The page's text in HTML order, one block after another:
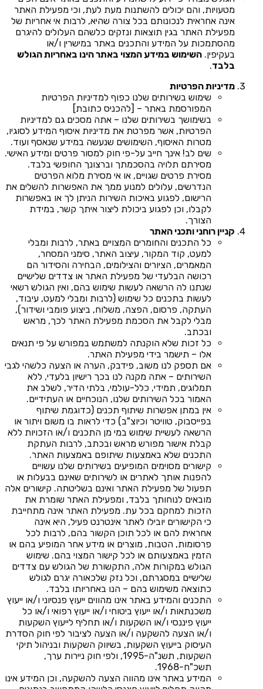
מטעויות, והם יכולים להשתנות מעת לעת, וכי מפעילת האתר
אינה אחראית לנכונותם בכל צורה שהיא, לרבות אי אחריות של
מפעילת האתר בגין תוצאות ונזקים כלשהם העלולים להיגרם
מהסתמכות על המידע והתכנים באתר במישרין ו/או
בעקיפין. השימוש במידע המצוי באתר הינו באחריות הגולש
בלבד.
מדיניות הפרטיות
שימוש בשירותים שלנו כפוף למדיניות הפרטיות
המפורסמת באתר – [להכניס כתובת]
בשימושך בשירותים שלנו – אתה מסכים גם למדיניות
הפרטיות, אשר מפרטת את מדיניות איסוף המידע לסוגיו,
מטרות האיסוף, השימושים שנעשה במידע שנאסף ועוד.
שים לב! אינך חייב על-פי חוק למסור פרטים ומידע האישי.
מסירתם תלויה בהסכמתך וברצונך החופשי בלבד.
מסירת פרטים שגויים, או אי מסירת מלוא הפרטים
הנדרשים, עלולים למנוע ממך את האפשרות להשלים את
הרישום, לפגוע באיכות השירות הניתן לך או באפשרות
לקבלו, וכן לפגוע ביכולת ליצור איתך קשר, במידת
הצורך.
קניין רוחני ותכני האתר
כל התכנים והחומרים המצויים באתר, לרבות ומבלי
למעט, קוד המקור, עיצוב האתר, סימני המסחר,
המאמרים, הציורים והצילומים, הבחירה והסידור הם
רכושה הבלעדי של מפעילת האתר או צדדים שלישיים
שנתנו לה הרשאה לעשות שימוש בהם, ואין הגולש רשאי
לעשות בתכנים כל שימוש (לרבות ומבלי למעט, עיבוד,
העתקה, פרסום, הפצה, משלוח, ביצוע פומבי ושידור),
מבלי לקבל את הסכמת מפעילת האתר לכך, מראש
ובכתב.
כל זכות שלא הוקנתה למשתמש במפורש על פי תנאים
אלו – תישמר בידי מפעילת האתר.
אם תספק לנו משוב, פידבק, הערה או הצעה כלשהי לגבי
השירותים – אתה מקנה לנו בכך רישיון בלעדי, ללא
תמלוגים, תמידי, כלל-עולמי, בלתי הדיר, לשלב את
האמור בכל השירותים שלנו, הנוכחיים או העתידיים.
אין במתן אפשרות שיתוף תכנים (כדוגמת שיתוף
בפייסבוק, טוויטר וכיוצ"ב) כדי לראות בו משום ויתור או
הרשאה לעשיית שימוש במי מן התכנים ו/או הזכויות ללא
קבלת אישור מפורש מראש ובכתב, לרבות העתקת
התכנים שלא באמצעות שיתופם באמצעות האתר.
קישורים מסוימים המופיעים בשירותים שלנו עשויים
להפנות אותך לאתרים או לשירותים שאינם בבעלות או
תפעול של מפעילת האתר ואינם בשליטתה. קישורים אלה
מובאים לנוחותך בלבד, ומפעילת האתר שומרת את
הזכות למחקם בכל עת. מפעילת האתר אינה מתחייבת
כי הקישורים יובילו לאתר אינטרנט פעיל, היא אינה
אחראית להם או לכל תוכן הקשור בהם, לרבות לכל
פרסומות, הטבות, מוצרים או מידע אחר המופיע בהם או
הזמין באמצעותם או לכל קישור המצוי בהם. שימוש
הגולש במקורות אלה, התקשורת של הגולש עם צדדים
שלישיים במסגרתם, וכל נזק שלכאורה יגרם לגולש
כתוצאה משימוש בהם – הנו באחריותו בלבד.
התכנים והמידע באתר אינו מהווים ייעוץ פנסיוני ו/או ייעוץ
משכנתאות ו/או ייעוץ ביטוחי ו/או ייעוץ רפואי ו/או כל
ייעוץ פיננסי ו/או השקעות ו/או תחליף לייעוץ השקעות
ו/או הצעה להשקעה ו/או הצעה לציבור לפי חוק הסדרת
העיסוק בייעוץ השקעות, בשיווק השקעות ובניהול תיקי
השקעות, תשנ"ה-1995, ולפי חוק ניירות ערך,
תשכ"ח-1968.
המידע באתר אינו מהווה הצעה להשקעה, וכן המידע אינו